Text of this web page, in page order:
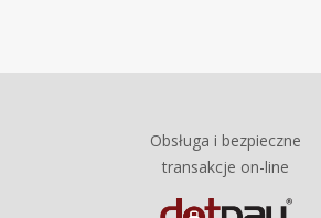
Obsługa i bezpieczne
transakcje on-line